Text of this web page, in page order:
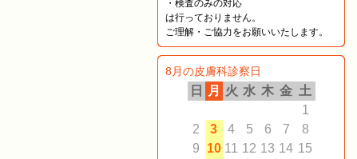
・検査のみの対応
は行っておりません。
ご理解・ご協力をお願いいたします。
8月の皮膚科診察日
日 月 火 水 木 金 土
1
2
3 4 5 6 7
8
9
10 11 12 13 14 15